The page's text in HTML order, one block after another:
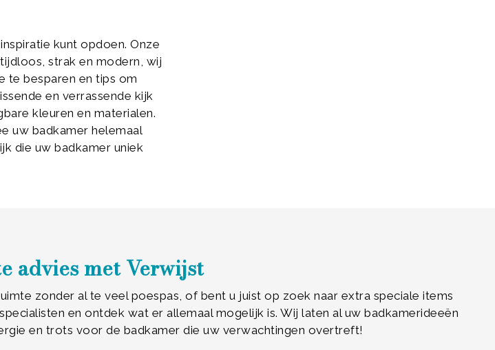
kunt opdoen. Onze
strak en modern, wij
te besparen en tips om
en verrassende kijk
kleuren en materialen.
uw badkamer helemaal
die uw badkamer uniek
advies met Verwijst
zonder al te veel poespas, of bent u juist op zoek naar extra speciale items
en ontdek wat er allemaal mogelijk is. Wij laten al uw badkamerideeën
en trots voor de badkamer die uw verwachtingen overtreft!